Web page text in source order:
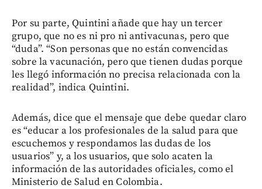
Por su parte, Quintini añade que hay un tercer
grupo, que no es ni pro ni antivacunas, pero que
“duda”. “Son personas que no están convencidas
sobre la vacunación, pero que tienen dudas porque
les llegó información no precisa relacionada con la
realidad”, indica Quintini.
Además, dice que el mensaje que debe quedar claro
es “educar a los profesionales de la salud para que
escuchemos y respondamos las dudas de los
usuarios” y, a los usuarios, que solo acaten la
información de las autoridades oficiales, como el
Ministerio de Salud en Colombia.